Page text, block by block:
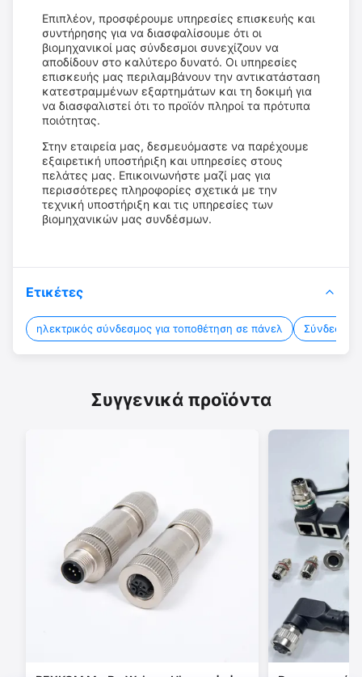
Επιπλέον, προσφέρουμε υπηρεσίες επισκευής και
συντήρησης για να διασφαλίσουμε ότι οι
βιομηχανικοί μας σύνδεσμοι συνεχίζουν να
αποδίδουν στο καλύτερο δυνατό. Οι υπηρεσίες
επισκευής μας περιλαμβάνουν την αντικατάσταση
κατεστραμμένων εξαρτημάτων και τη δοκιμή για
να διασφαλιστεί ότι το προϊόν πληροί τα πρότυπα
ποιότητας.
Στην εταιρεία μας, δεσμευόμαστε να παρέχουμε
εξαιρετική υποστήριξη και υπηρεσίες στους
πελάτες μας. Επικοινωνήστε μαζί μας για
περισσότερες πληροφορίες σχετικά με την
τεχνική υποστήριξη και τις υπηρεσίες των
βιομηχανικών μας συνδέσμων.
Ετικέτες
ηλεκτρικός σύνδεσμος για τοποθέτηση σε πάνελ Σύνδεσμοι
Συγγενικά προϊόντα